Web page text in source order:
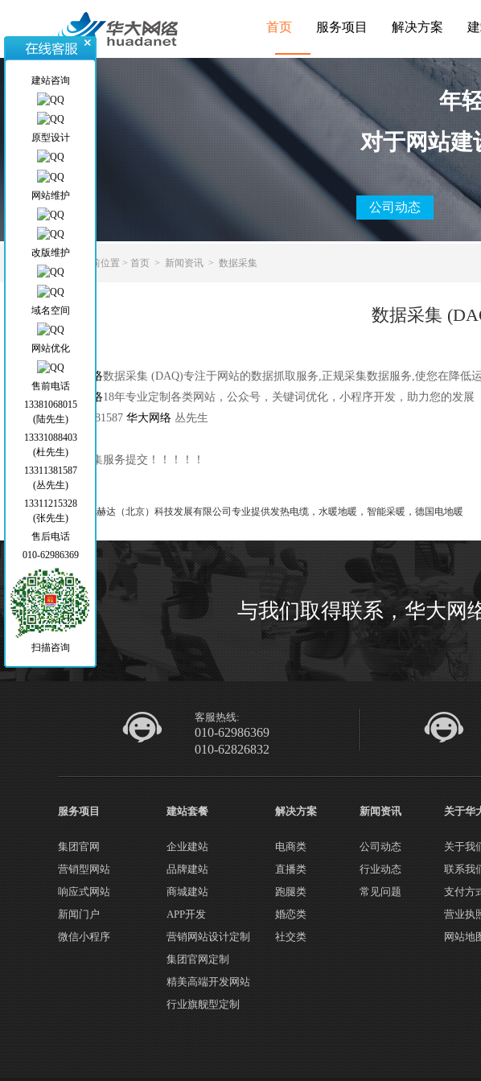
首页 服务项目 解决方案
年
对于网站建
公司动态
当前位置 > 首页 > 新闻资讯 > 数据采集
数据采集
华大网络数据采集 (DAQ)专注于网站的数据抓取服务,正规采集数据服务,使您在降低
华大网络18年专业定制各类网站，公众号，关键词优化，小程序开发，助力您的发展
️ 13311381587 华大网络 丛先生
数据采集服务提交！！！！！
上一篇： 赫达（北京）科技发展有限公司专业提供发热电缆，水暖地暖，智能采暖，德国电地暖
与我们取得联系，华大网
客服热线:
010-62986369
010-62826832
服务项目
集团官网
营销型网站
响应式网站
新闻门户
微信小程序
建站套餐
企业建站
品牌建站
商城建站
APP开发
营销网站设计定制
集团官网定制
精美高端开发网站
行业旗舰型定制
解决方案
电商类
直播类
跑腿类
婚恋类
社交类
新闻资讯
公司动态
行业动态
常见问题
关于华
关于我
联系我
支付方
营业执
网站地
建站咨询
原型设计
网站维护
改版维护
域名空间
网站优化
售前电话
13381068015
(陆先生)
13331088403
(杜先生)
13311381587
(丛先生)
13311215328
(张先生)
售后电话
010-62986369
扫描咨询